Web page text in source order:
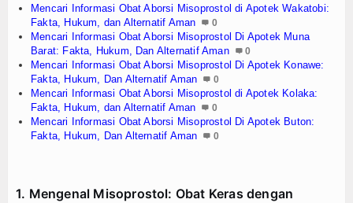
Mencari Informasi Obat Aborsi Misoprostol di Apotek Wakatobi:
Fakta, Hukum, dan Alternatif Aman
0
Mencari Informasi Obat Aborsi Misoprostol Di Apotek Muna
Barat: Fakta, Hukum, Dan Alternatif Aman
0
Mencari Informasi Obat Aborsi Misoprostol Di Apotek Konawe:
Fakta, Hukum, Dan Alternatif Aman
0
Mencari Informasi Obat Aborsi Misoprostol di Apotek Kolaka:
Fakta, Hukum, dan Alternatif Aman
0
Mencari Informasi Obat Aborsi Misoprostol Di Apotek Buton:
Fakta, Hukum, Dan Alternatif Aman
0
1. Mengenal Misoprostol: Obat Keras dengan